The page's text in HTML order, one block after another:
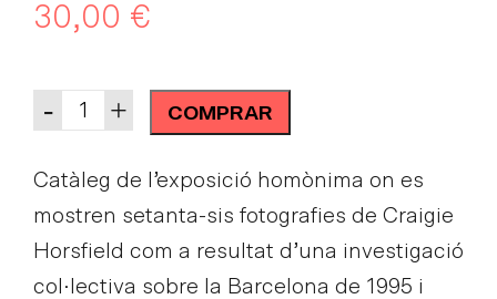
30,00 €
Quantity +
- COMPRAR
Catàleg de l’exposició homònima on es
mostren setanta-sis fotografies de Craigie
Horsfield com a resultat d’una investigació
col·lectiva sobre la Barcelona de 1995 i